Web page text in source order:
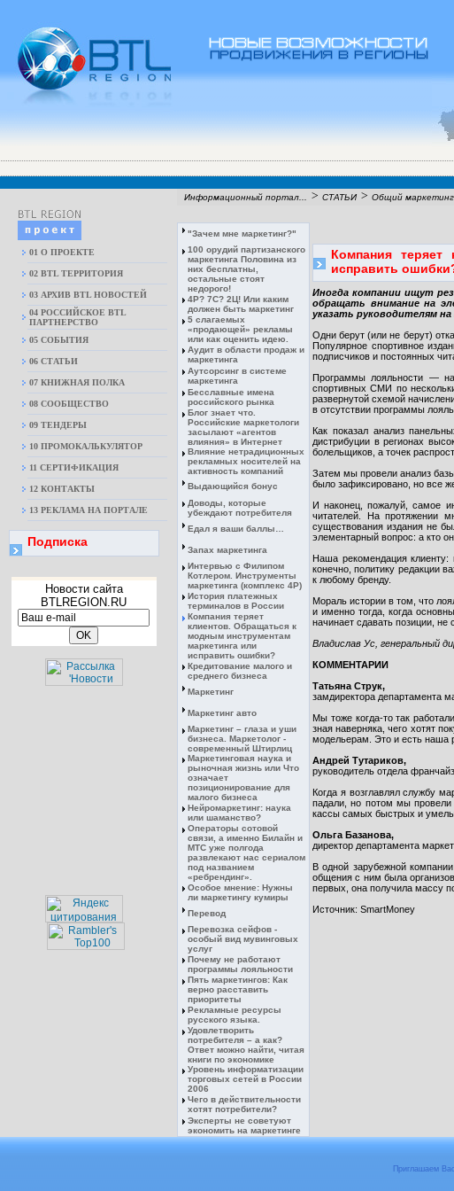
Информационный портал... > СТАТЬИ > Общий маркетинг
01 О ПРОЕКТЕ
02 BTL ТЕРРИТОРИЯ
03 АРХИВ BTL НОВОСТЕЙ
04 РОССИЙСКОЕ BTL
ПАРТНЕРСТВО
05 СОБЫТИЯ
06 СТАТЬИ
07 КНИЖНАЯ ПОЛКА
08 CООБЩЕСТВО
09 ТЕНДЕРЫ
10 ПРОМОКАЛЬКУЛЯТОР
11 СЕРТИФИКАЦИЯ
12 КОНТАКТЫ
13 РЕКЛАМА НА ПОРТАЛЕ
Подписка
Новости сайта
BTLREGION.RU
"Зачем мне маркетинг?"
100 орудий партизанского
маркетинга Половина из
них бесплатны,
остальные стоят
недорого!
4Р? 7С? 2Ц! Или каким
должен быть маркетинг
5 слагаемых
«продающей» рекламы
или как оценить идею.
Аудит в области продаж и
маркетинга
Аутсорсинг в системе
маркетинга
Бесславные имена
российского рынка
Блог знает что.
Российские маркетологи
засылают «агентов
влияния» в Интернет
Влияние нетрадиционных
рекламных носителей на
активность компаний
Выдающийся бонус
Доводы, которые
убеждают потребителя
Едал я ваши баллы…
Запах маркетинга
Интервью с Филипом
Котлером. Инструменты
маркетинга (комплекс 4Р)
История платежных
терминалов в России
Компания теряет
клиентов. Обращаться к
модным инструментам
маркетинга или
исправить ошибки?
Кредитование малого и
среднего бизнеса
Маркетинг
Маркетинг авто
Маркетинг – глаза и уши
бизнеса. Маркетолог -
современный Штирлиц
Маркетинговая наука и
рыночная жизнь или Что
означает
позиционирование для
малого бизнеса
Нейромаркетинг: наука
или шаманство?
Операторы сотовой
связи, а именно Билайн и
МТС уже полгода
развлекают нас сериалом
под названием
«ребрендинг».
Особое мнение: Нужны
ли маркетингу кумиры
Перевод
Перевозка сейфов -
особый вид мувинговых
услуг
Почему не работают
программы лояльности
Пять маркетингов: Как
верно расставить
приоритеты
Рекламные ресурсы
русского языка.
Удовлетворить
потребителя – а как?
Ответ можно найти, читая
книги по экономике
Уровень информатизации
торговых сетей в России
2006
Чего в действительности
хотят потребители?
Эксперты не советуют
экономить на маркетинге
Компания теряет
исправить
Иногда компании ищут
обращать внимание на
указать руководителям
Одни берут (или не берут)
Популярное спортивное
подписчиков и постоянных
Программы лояльности —
спортивных СМИ по
развернутой схемой
в отсутствии программы
Как показал анализ
дистрибуции в регионах
болельщиков, а точек
Затем мы провели анализ
было зафиксировано, но все
И наконец, пожалуй, самое
читателей. На протяжении
существования издания не
элементарный вопрос: а кто
Наша рекомендация клиенту:
конечно, политику редакции
к любому бренду.
Мораль истории в том, что
и именно тогда, когда
начинает сдавать позиции, не
Владислав Ус, генеральный
КОММЕНТАРИИ
Татьяна Струк,
замдиректора департамента
Мы тоже когда-то так
зная наверняка, чего хотят
модельерам. Это и есть наша
Андрей Тутариков,
руководитель отдела
Когда я возглавлял службу
падали, но потом мы
кассы самых быстрых и
Ольга Базанова,
директор департамента
В одной зарубежной
общения с ним была
первых, она получила массу
Источник: SmartMoney
Приглашаем